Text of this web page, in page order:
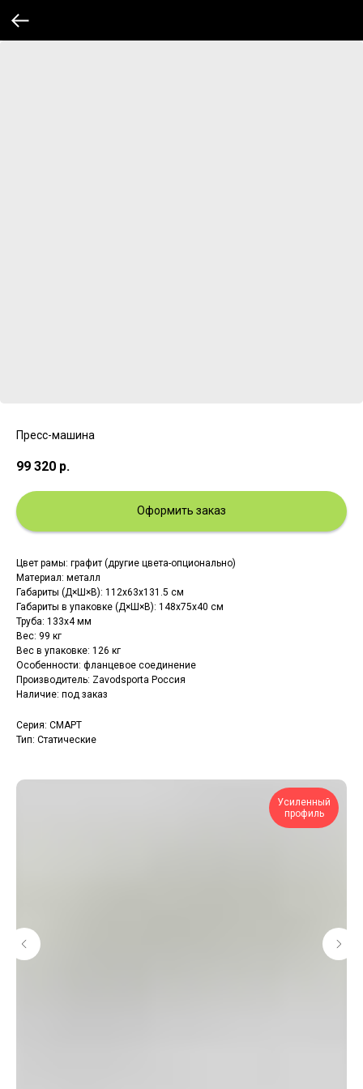
Пресс-машина
99 320 р.
Оформить заказ
Цвет рамы: графит (другие цвета-опционально)
Материал: металл
Габариты (Д×Ш×В): 112х63х131.5 см
Габариты в упаковке (Д×Ш×В): 148х75х40 см
Труба: 133х4 мм
Вес: 99 кг
Вес в упаковке: 126 кг
Особенности: фланцевое соединение
Производитель: Zavodsporta Россия
Наличие: под заказ
Серия: СМАРТ
Тип: Статические
Усиленный
профиль